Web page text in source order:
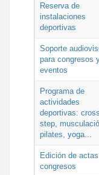
Reserva de
instalaciones
deportivas
Soporte
para congresos
eventos
Programa de
actividades
deportivas:
step,
pilates, yoga...
Edición de
congresos